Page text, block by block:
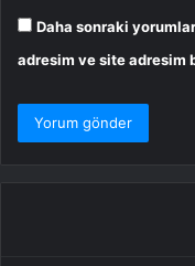
Daha sonraki
adresim ve site adresim